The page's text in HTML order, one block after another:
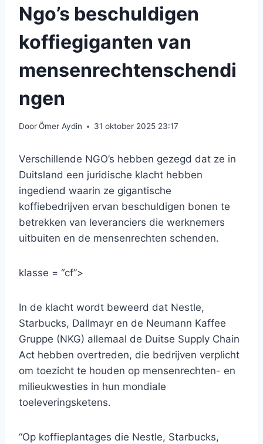
Ngo’s beschuldigen
koffiegiganten van
mensenrechtenschendi
ngen
DoorÖmer Aydin 31 oktober 2025 23:17
Verschillende NGO’s hebben gezegd dat ze in
Duitsland een juridische klacht hebben
ingediend waarin ze gigantische
koffiebedrijven ervan beschuldigen bonen te
betrekken van leveranciers die werknemers
uitbuiten en de mensenrechten schenden.
klasse = “cf”>
In de klacht wordt beweerd dat Nestle,
Starbucks, Dallmayr en de Neumann Kaffee
Gruppe (NKG) allemaal de Duitse Supply Chain
Act hebben overtreden, die bedrijven verplicht
om toezicht te houden op mensenrechten- en
milieukwesties in hun mondiale
toeleveringsketens.
“Op koffieplantages die Nestle, Starbucks,